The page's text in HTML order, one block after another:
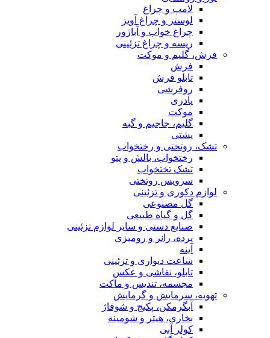
لامپ و چراغ
لوستر و چراغ آویز
چراغ خواب و آباژور
ریسه و چراغ تزئینی
فرش، گلیم و موکت
فرش
تابلو فرش
روفرشی
پادری
موکت
گلیم، جاجیم و گبه
پشتی
تشک، روتختی و رختخواب
رختخواب، بالش و پتو
تشک تختخواب
سرویس روتختی
لوازم دکوری و تزئینی
گل مصنوعی
گل و گیاه طبیعی
صنایع دستی و سایر لوازم تزئینی
پرده، رانر و رومیزی
آینه
ساعت دیواری و تزئینی
تابلو، نقاشی و عکس
مجسمه، تندیس و ماکت
تهویه، سرمایش و گرمایش
آبگرمکن، پکیج و شوفاژ
بخاری، هیتر و شومینه
کولر آبی